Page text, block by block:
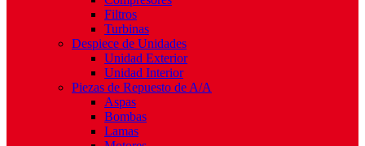
Filtros
Turbinas
Despiece de Unidades
Unidad Exterior
Unidad Interior
Piezas de Repuesto de A/A
Aspas
Bombas
Lamas